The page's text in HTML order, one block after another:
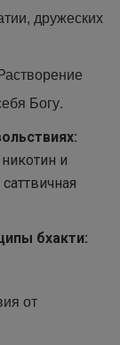
дружеских
Богу.
и
бхакти:
от